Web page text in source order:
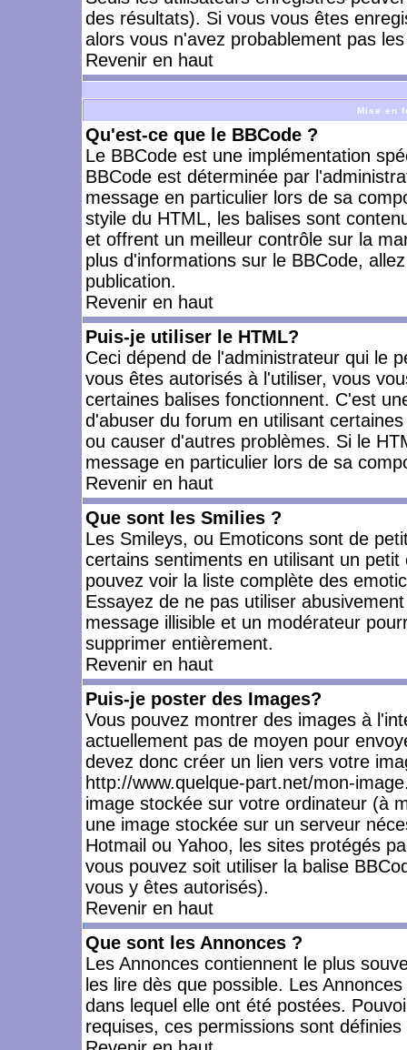
des résultats). Si vous vous êtes
alors vous n'avez probablement pas
Revenir en haut
Mise en
Qu'est-ce que le BBCode ?
Le BBCode est une implémentation
BBCode est déterminée par
message en particulier lors de sa
styile du HTML, les balises sont
et offrent un meilleur contrôle sur la
plus d'informations sur le BBCode,
publication.
Revenir en haut
Puis-je utiliser le HTML?
Ceci dépend de l'administrateur qui le
vous êtes autorisés à l'utiliser, vous
certaines balises fonctionnent. C'est
d'abuser du forum en utilisant
ou causer d'autres problèmes. Si le
message en particulier lors de sa
Revenir en haut
Que sont les Smilies ?
Les Smileys, ou Emoticons sont de
certains sentiments en utilisant un
pouvez voir la liste complète des
Essayez de ne pas utiliser
message illisible et un modérateur
supprimer entièrement.
Revenir en haut
Puis-je poster des Images?
Vous pouvez montrer des images à
actuellement pas de moyen pour
devez donc créer un lien vers votre
http://www.quelque-part.net/mon-
image stockée sur votre ordinateur (à
une image stockée sur un serveur
Hotmail ou Yahoo, les sites protégés
vous pouvez soit utiliser la balise
vous y êtes autorisés).
Revenir en haut
Que sont les Annonces ?
Les Annonces contiennent le plus
les lire dès que possible. Les
dans lequel elle ont été postées.
requises, ces permissions sont